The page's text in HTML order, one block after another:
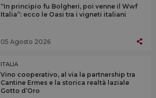
“In principio fu Bolgheri, poi venne il Wwf
Italia”: ecco le Oasi tra i vigneti italiani
05 Agosto 2026
ITALIA
Vino cooperativo, al via la partnership tra
Cantine Ermes e la storica realtà laziale
Gotto d’Oro